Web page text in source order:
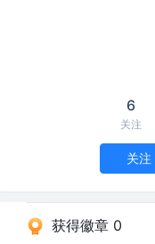
6
关注
关注
获得徽章 0